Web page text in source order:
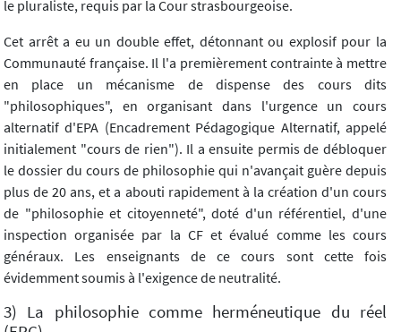
le pluraliste, requis par la Cour strasbourgeoise.
Cet arrêt a eu un double effet, détonnant ou explosif pour la
Communauté française. Il l'a premièrement contrainte à mettre
en place un mécanisme de dispense des cours dits
"philosophiques", en organisant dans l'urgence un cours
alternatif d'EPA (Encadrement Pédagogique Alternatif, appelé
initialement "cours de rien"). Il a ensuite permis de débloquer
le dossier du cours de philosophie qui n'avançait guère depuis
plus de 20 ans, et a abouti rapidement à la création d'un cours
de "philosophie et citoyenneté", doté d'un référentiel, d'une
inspection organisée par la CF et évalué comme les cours
généraux. Les enseignants de ce cours sont cette fois
évidemment soumis à l'exigence de neutralité.
3) La philosophie comme herméneutique du réel